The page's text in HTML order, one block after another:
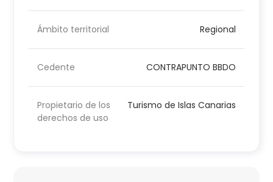
Ámbito territorial Regional
Cedente CONTRAPUNTO BBDO
Propietario de los
derechos de uso
Turismo de Islas Canarias